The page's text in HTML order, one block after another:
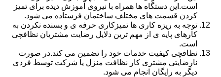
است.این دستگاه ها همراه با نیروی آموزش دیده برای تمیز
کردن قسمت های مختلف ساختمان فرستاده می شود.
توجه به ریزه کاری ها تمیزکاری حرفه ی و بسنده نکردن به
کارهای پایه ی از مهم ترین دلایل رضایت مشتریان نظافچی
است.
نظافچی کیفیت خدمات خود را تضمین می کند.در صورت
نارضایتی مشتری کار نظافت منزل یا شرکت توسط فردی
دیگر به رایگان انجام می شود.